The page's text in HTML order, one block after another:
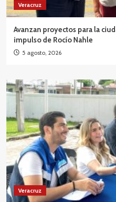
Veracruz
Avanzan proyectos para la
impulso de Rocío Nahle
5 agosto, 2026
Veracruz